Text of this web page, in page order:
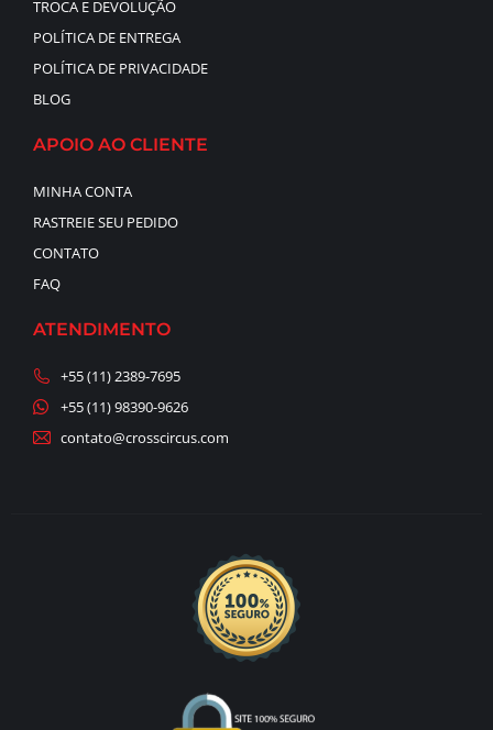
TROCA E DEVOLUÇÃO
POLÍTICA DE ENTREGA
POLÍTICA DE PRIVACIDADE
BLOG
APOIO AO CLIENTE
MINHA CONTA
RASTREIE SEU PEDIDO
CONTATO
FAQ
ATENDIMENTO
+55 (11) 2389-7695
+55 (11) 98390-9626
contato@crosscircus.com